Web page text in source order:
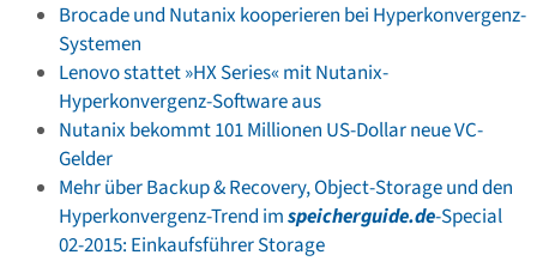
Brocade und Nutanix kooperieren bei Hyperkonvergenz-
Systemen
Lenovo stattet »HX Series« mit Nutanix-
Hyperkonvergenz-Software aus
Nutanix bekommt 101 Millionen US-Dollar neue VC-
Gelder
Mehr über Backup & Recovery, Object-Storage und den
Hyperkonvergenz-Trend imspeicherguide.de-Special
02-2015: Einkaufsführer Storage